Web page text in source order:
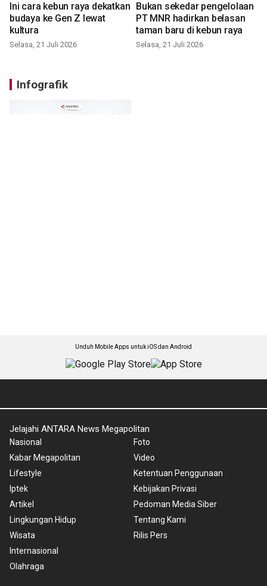
Ini cara kebun raya dekatkan
budaya ke Gen Z lewat
kultura
Selasa, 21 Juli 2026
Bukan sekedar pengelolaan
PT MNR hadirkan belasan
taman baru di kebun raya
Selasa, 21 Juli 2026
Infografik
Unduh Mobile Apps untuk iOS dan Android
Jelajahi ANTARA News Megapolitan
Nasional
Kabar Megapolitan
Lifestyle
Iptek
Artikel
Lingkungan Hidup
Wisata
Internasional
Olahraga
Foto
Video
Ketentuan Penggunaan
Kebijakan Privasi
Pedoman Media Siber
Tentang Kami
Rilis Pers